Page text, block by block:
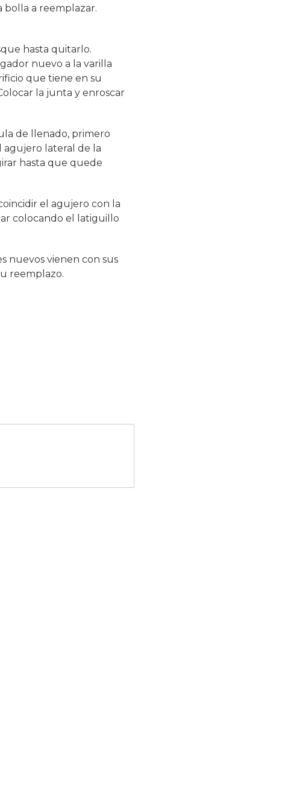
a reemplazar.
hasta quitarlo.
nuevo a la varilla
que tiene en su
la junta y enroscar
de llenado, primero
lateral de la
hasta que quede
el agujero con la
colocando el latiguillo
nuevos vienen con sus
reemplazo.